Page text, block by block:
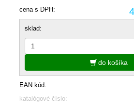
cena s DPH:
sklad:
do košíka
EAN kód:
katalógové číslo: